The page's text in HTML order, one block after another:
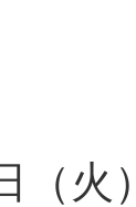
（火